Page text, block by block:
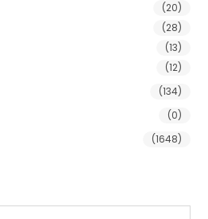
(20)
(28)
(13)
(12)
(134)
(0)
(1648)